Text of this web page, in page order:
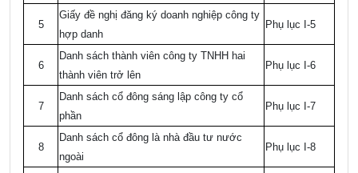
5
Giấy đề nghị đăng ký doanh nghiệp công ty
hợp danh
Phụ lục I-5
6
Danh sách thành viên công ty TNHH hai
thành viên trở lên
Phụ lục I-6
7
Danh sách cổ đông sáng lập công ty cổ
phần
Phụ lục I-7
8
Danh sách cổ đông là nhà đầu tư nước
ngoài
Phụ lục I-8